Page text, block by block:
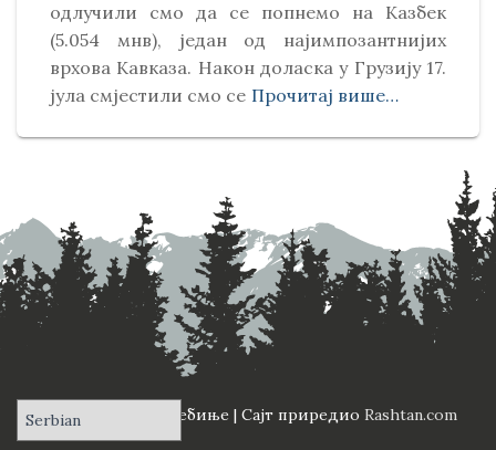
одлучили смо да се попнемо на Kазбек
(5.054 мнв), један од најимпозантнијих
врхова Kавказа. Након доласка у Грузију 17.
јула смјестили смо се Прочитај више…
ПД "Вучји Зуб" Требиње | Сајт приредио Rashtan.com